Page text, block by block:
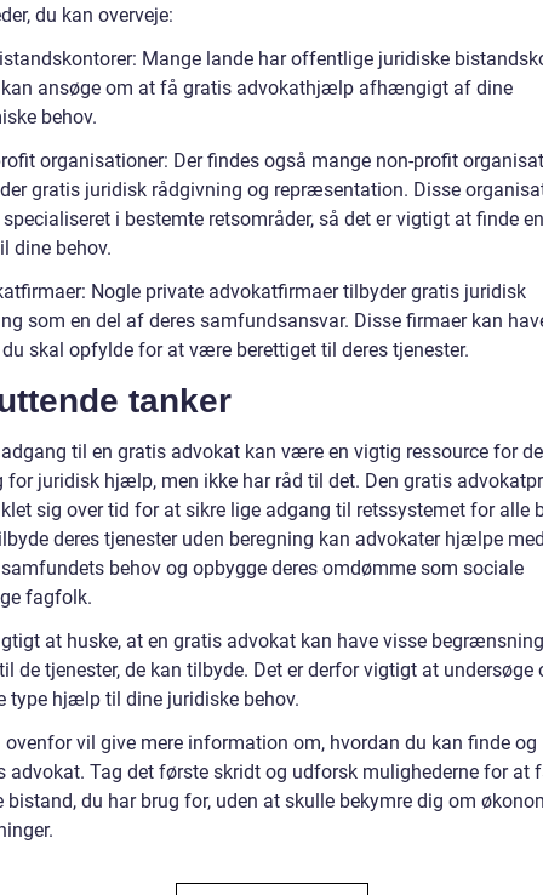
du kan overveje:
Mange lande har offentlige juridiske
ansøge om at få gratis advokathjælp afhængigt af dine
behov.
organisationer: Der findes også mange non-profit
gratis juridisk rådgivning og repræsentation. Disse
i bestemte retsområder, så det er vigtigt at finde
dine behov.
Nogle private advokatfirmaer tilbyder gratis juridisk
som en del af deres samfundsansvar. Disse firmaer kan
du skal opfylde for at være berettiget til deres tjenester.
tanker
til en gratis advokat kan være en vigtig ressource for
for juridisk hjælp, men ikke har råd til det. Den gratis
sig over tid for at sikre lige adgang til retssystemet for alle
deres tjenester uden beregning kan advokater hjælpe
behov og opbygge deres omdømme som sociale
fagfolk.
at huske, at en gratis advokat kan have visse
de tjenester, de kan tilbyde. Det er derfor vigtigt at undersøge
type hjælp til dine juridiske behov.
ovenfor vil give mere information om, hvordan du kan finde og
advokat. Tag det første skridt og udforsk mulighederne for at
bistand, du har brug for, uden at skulle bekymre dig om